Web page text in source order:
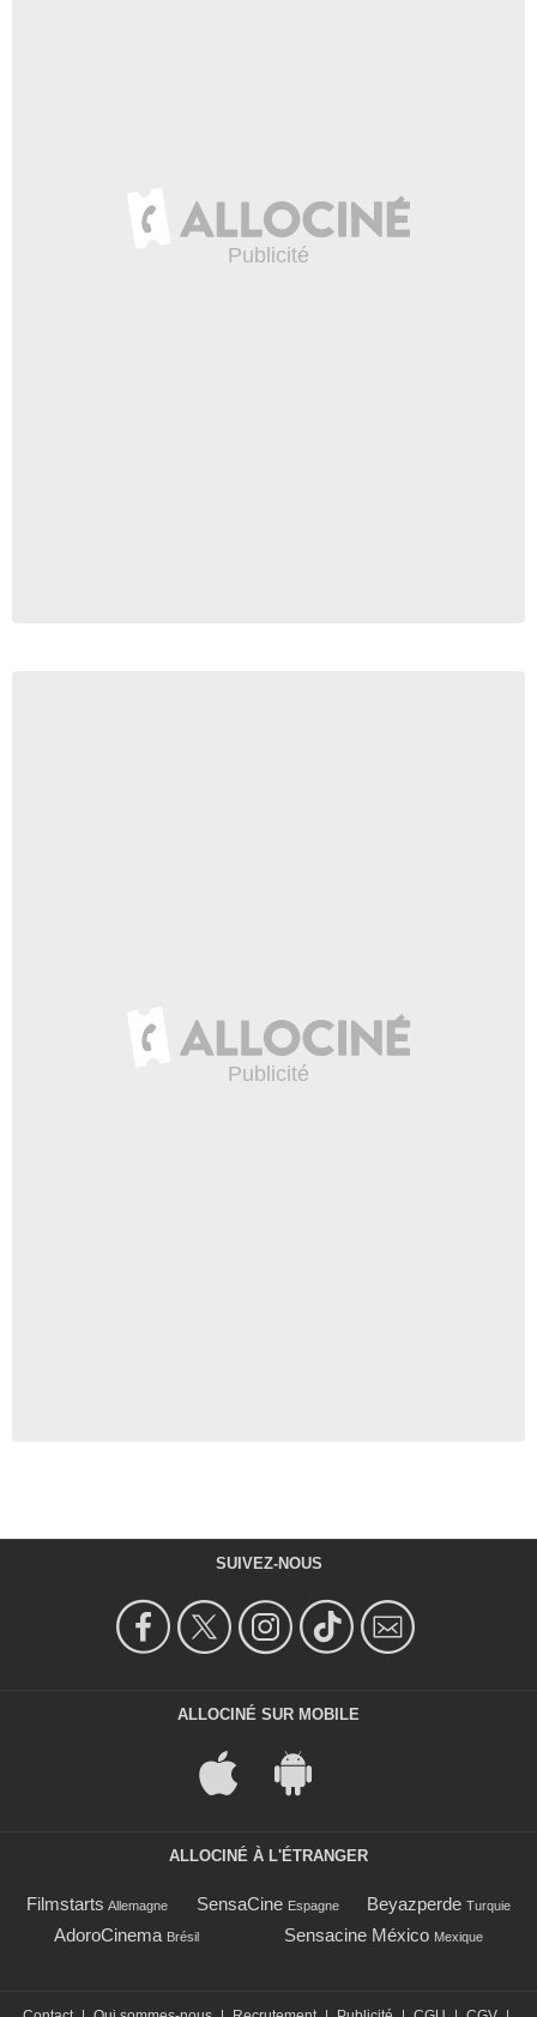
SUIVEZ-NOUS
ALLOCINÉ SUR MOBILE
ALLOCINÉ À L'ÉTRANGER
Filmstarts Allemagne SensaCine Espagne Beyazperde Turquie
AdoroCinema Brésil Sensacine México Mexique